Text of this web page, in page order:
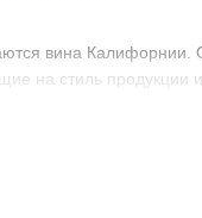
вина Калифорнии.
на стиль продукции